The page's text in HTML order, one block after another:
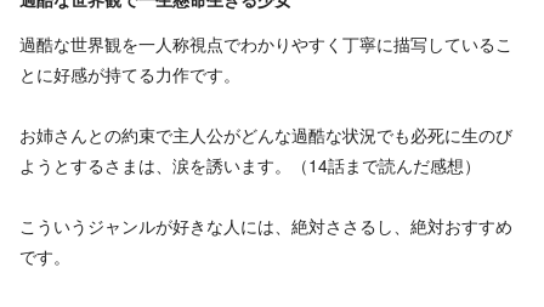
過酷な世界観を一人称視点でわかりやすく丁寧に描写しているこ
とに好感が持てる力作です。
お姉さんとの約束で主人公がどんな過酷な状況でも必死に生のび
ようとするさまは、涙を誘います。（14話まで読んだ感想）
こういうジャンルが好きな人には、絶対ささるし、絶対おすすめ
です。